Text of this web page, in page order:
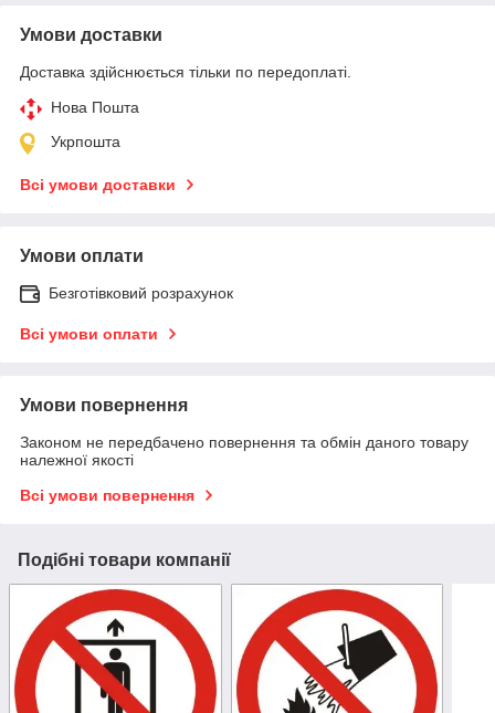
Умови доставки
Доставка здійснюється тільки по передоплаті.
Нова Пошта
Укрпошта
Всі умови доставки
Умови оплати
Безготівковий розрахунок
Всі умови оплати
Умови повернення
Законом не передбачено повернення та обмін даного товару
належної якості
Всі умови повернення
Подібні товари компанії